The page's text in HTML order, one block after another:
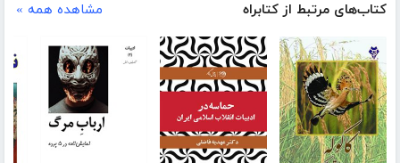
کتاب‌های مرتبط از کتابراه مشاهده همه »